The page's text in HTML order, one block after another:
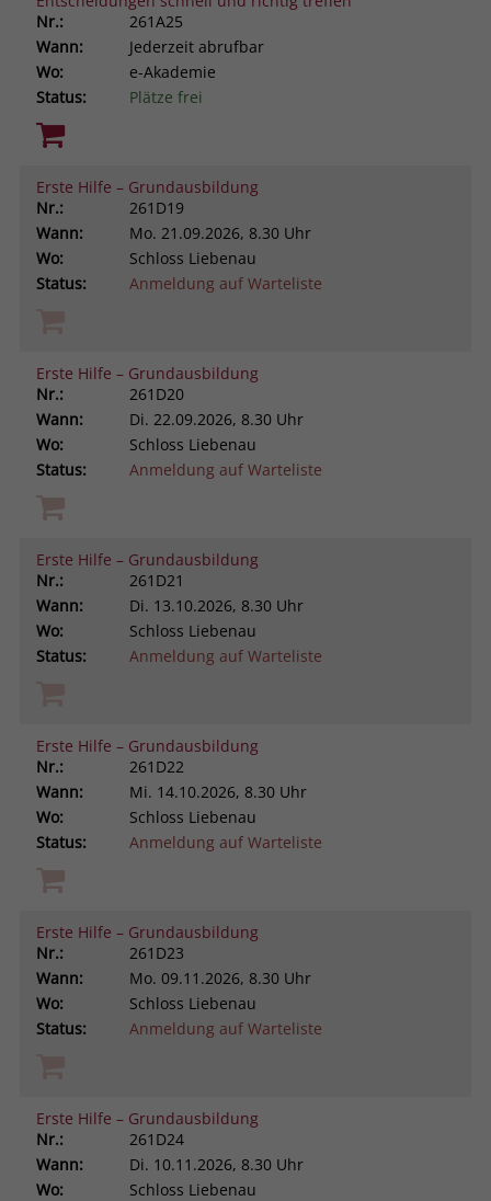
Nr.:
261A25
Wann:
Jederzeit abrufbar
Wo:
e-Akademie
Status:
Plätze frei
Erste Hilfe – Grundausbildung
Nr.:
261D19
Wann:
Mo. 21.09.2026, 8.30 Uhr
Wo:
Schloss Liebenau
Status:
Anmeldung auf Warteliste
Erste Hilfe – Grundausbildung
Nr.:
261D20
Wann:
Di. 22.09.2026, 8.30 Uhr
Wo:
Schloss Liebenau
Status:
Anmeldung auf Warteliste
Erste Hilfe – Grundausbildung
Nr.:
261D21
Wann:
Di. 13.10.2026, 8.30 Uhr
Wo:
Schloss Liebenau
Status:
Anmeldung auf Warteliste
Erste Hilfe – Grundausbildung
Nr.:
261D22
Wann:
Mi. 14.10.2026, 8.30 Uhr
Wo:
Schloss Liebenau
Status:
Anmeldung auf Warteliste
Erste Hilfe – Grundausbildung
Nr.:
261D23
Wann:
Mo. 09.11.2026, 8.30 Uhr
Wo:
Schloss Liebenau
Status:
Anmeldung auf Warteliste
Erste Hilfe – Grundausbildung
Nr.:
261D24
Wann:
Di. 10.11.2026, 8.30 Uhr
Wo:
Schloss Liebenau